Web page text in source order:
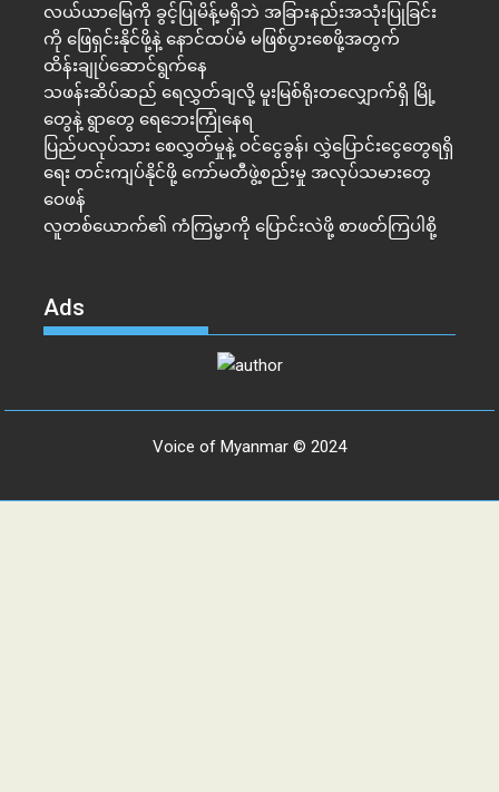
လယ်ယာမြေကို ခွင့်ပြုမိန့်မရှိဘဲ အခြားနည်းအသုံးပြုခြင်း
ကို ဖြေရှင်းနိုင်ဖို့နဲ့ နောင်ထပ်မံ မဖြစ်ပွားစေဖို့အတွက်
ထိန်းချုပ်ဆောင်ရွက်နေ
သဖန်းဆိပ်ဆည် ရေလွှတ်ချလို့ မူးမြစ်ရိုးတလျှောက်ရှိ မြို့
တွေနဲ့ ရွာတွေ ရေဘေးကြုံနေရ
ပြည်ပလုပ်သား စေလွှတ်မှုနဲ့ ဝင်ငွေခွန်၊ လွှဲပြောင်းငွေတွေရရှိ
ရေး တင်းကျပ်နိုင်ဖို့ ကော်မတီဖွဲ့စည်းမှု အလုပ်သမားတွေ
ဝေဖန်
လူတစ်ယောက်၏ ကံကြမ္မာကို ပြောင်းလဲဖို့ စာဖတ်ကြပါစို့
Ads
Voice of Myanmar © 2024